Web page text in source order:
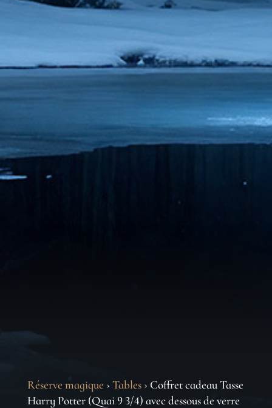
Réserve magique › Tables› Coffret cadeau Tasse
Harry Potter (Quai 9 3/4) avec dessous de verre